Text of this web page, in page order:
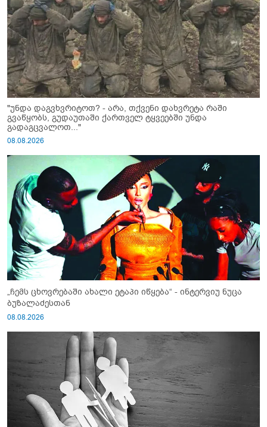
"უნდა დაგვხვრიტოთ? - არა, თქვენი დახვრეტა რაში
გვაწყობს, გუდაუთაში ქართველ ტყვეებში უნდა
გადაგცვალოთ..."
08.08.2026
„ჩემს ცხოვრებაში ახალი ეტაპი იწყება“ - ინტერვიუ ნუცა
ბუზალაძესთან
08.08.2026